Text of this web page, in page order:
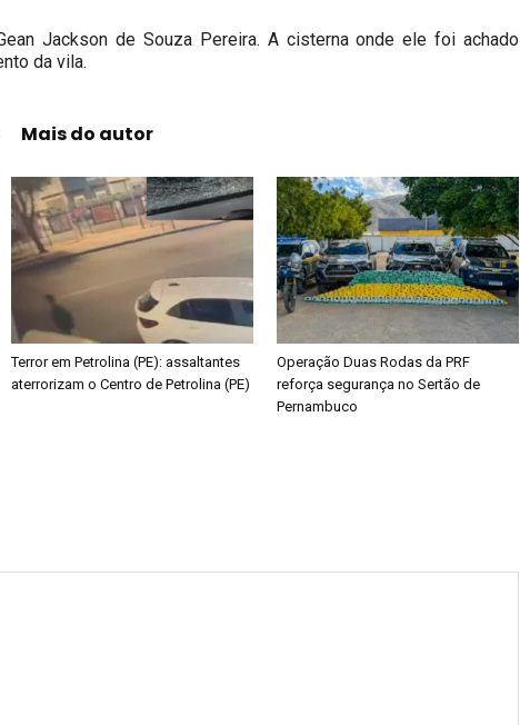
Jackson de Souza Pereira. A cisterna onde ele foi achado
da vila.
Mais do autor
Terror em Petrolina (PE): assaltantes
aterrorizam o Centro de Petrolina (PE)
Operação Duas Rodas da PRF
reforça segurança no Sertão de
Pernambuco